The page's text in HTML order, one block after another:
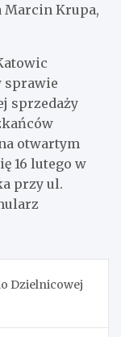
Krupa,
sprawie
sprzedaży
otwartym
16 lutego w
przy ul.
Dzielnicowej